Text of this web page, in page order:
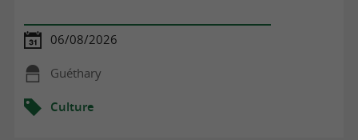
06/08/2026
Guéthary
Culture